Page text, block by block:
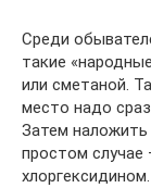
Среди
такие
или сметаной.
место надо
Затем наложить
простом